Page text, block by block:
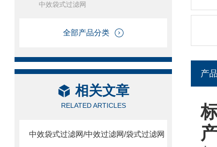
中效袋式过滤网
全部产品分类
相关文章
RELATED ARTICLES
中效袋式过滤网/中效过滤网/袋式过滤网
产